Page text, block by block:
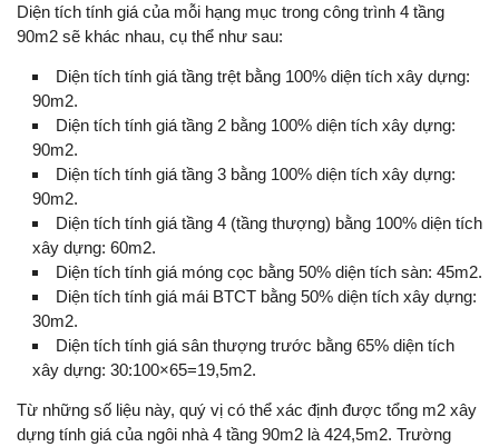
Diện tích tính giá của mỗi hạng mục trong công trình 4 tầng
90m2 sẽ khác nhau, cụ thể như sau:
Diện tích tính giá tầng trệt bằng 100% diện tích xây dựng:
90m2.
Diện tích tính giá tầng 2 bằng 100% diện tích xây dựng:
90m2.
Diện tích tính giá tầng 3 bằng 100% diện tích xây dựng:
90m2.
Diện tích tính giá tầng 4 (tầng thượng) bằng 100% diện tích
xây dựng: 60m2.
Diện tích tính giá móng cọc bằng 50% diện tích sàn: 45m2.
Diện tích tính giá mái BTCT bằng 50% diện tích xây dựng:
30m2.
Diện tích tính giá sân thượng trước bằng 65% diện tích
xây dựng: 30:100×65=19,5m2.
Từ những số liệu này, quý vị có thể xác định được tổng m2 xây
dựng tính giá của ngôi nhà 4 tầng 90m2 là 424,5m2. Trường